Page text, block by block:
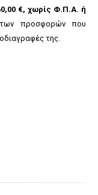
€, χωρίς Φ.Π.Α. ή
προσφορών που
της.